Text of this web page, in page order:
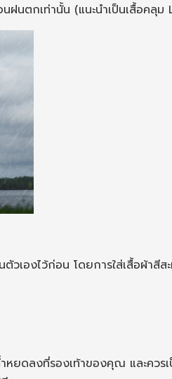
ฝนตกเท่านั้น (แนะนำเป็นเสื้อค
วเองไว้ก่อน โดยการใส่เสื้อผ้าสี
ยดลงที่รองเท้าของคุณ และควร